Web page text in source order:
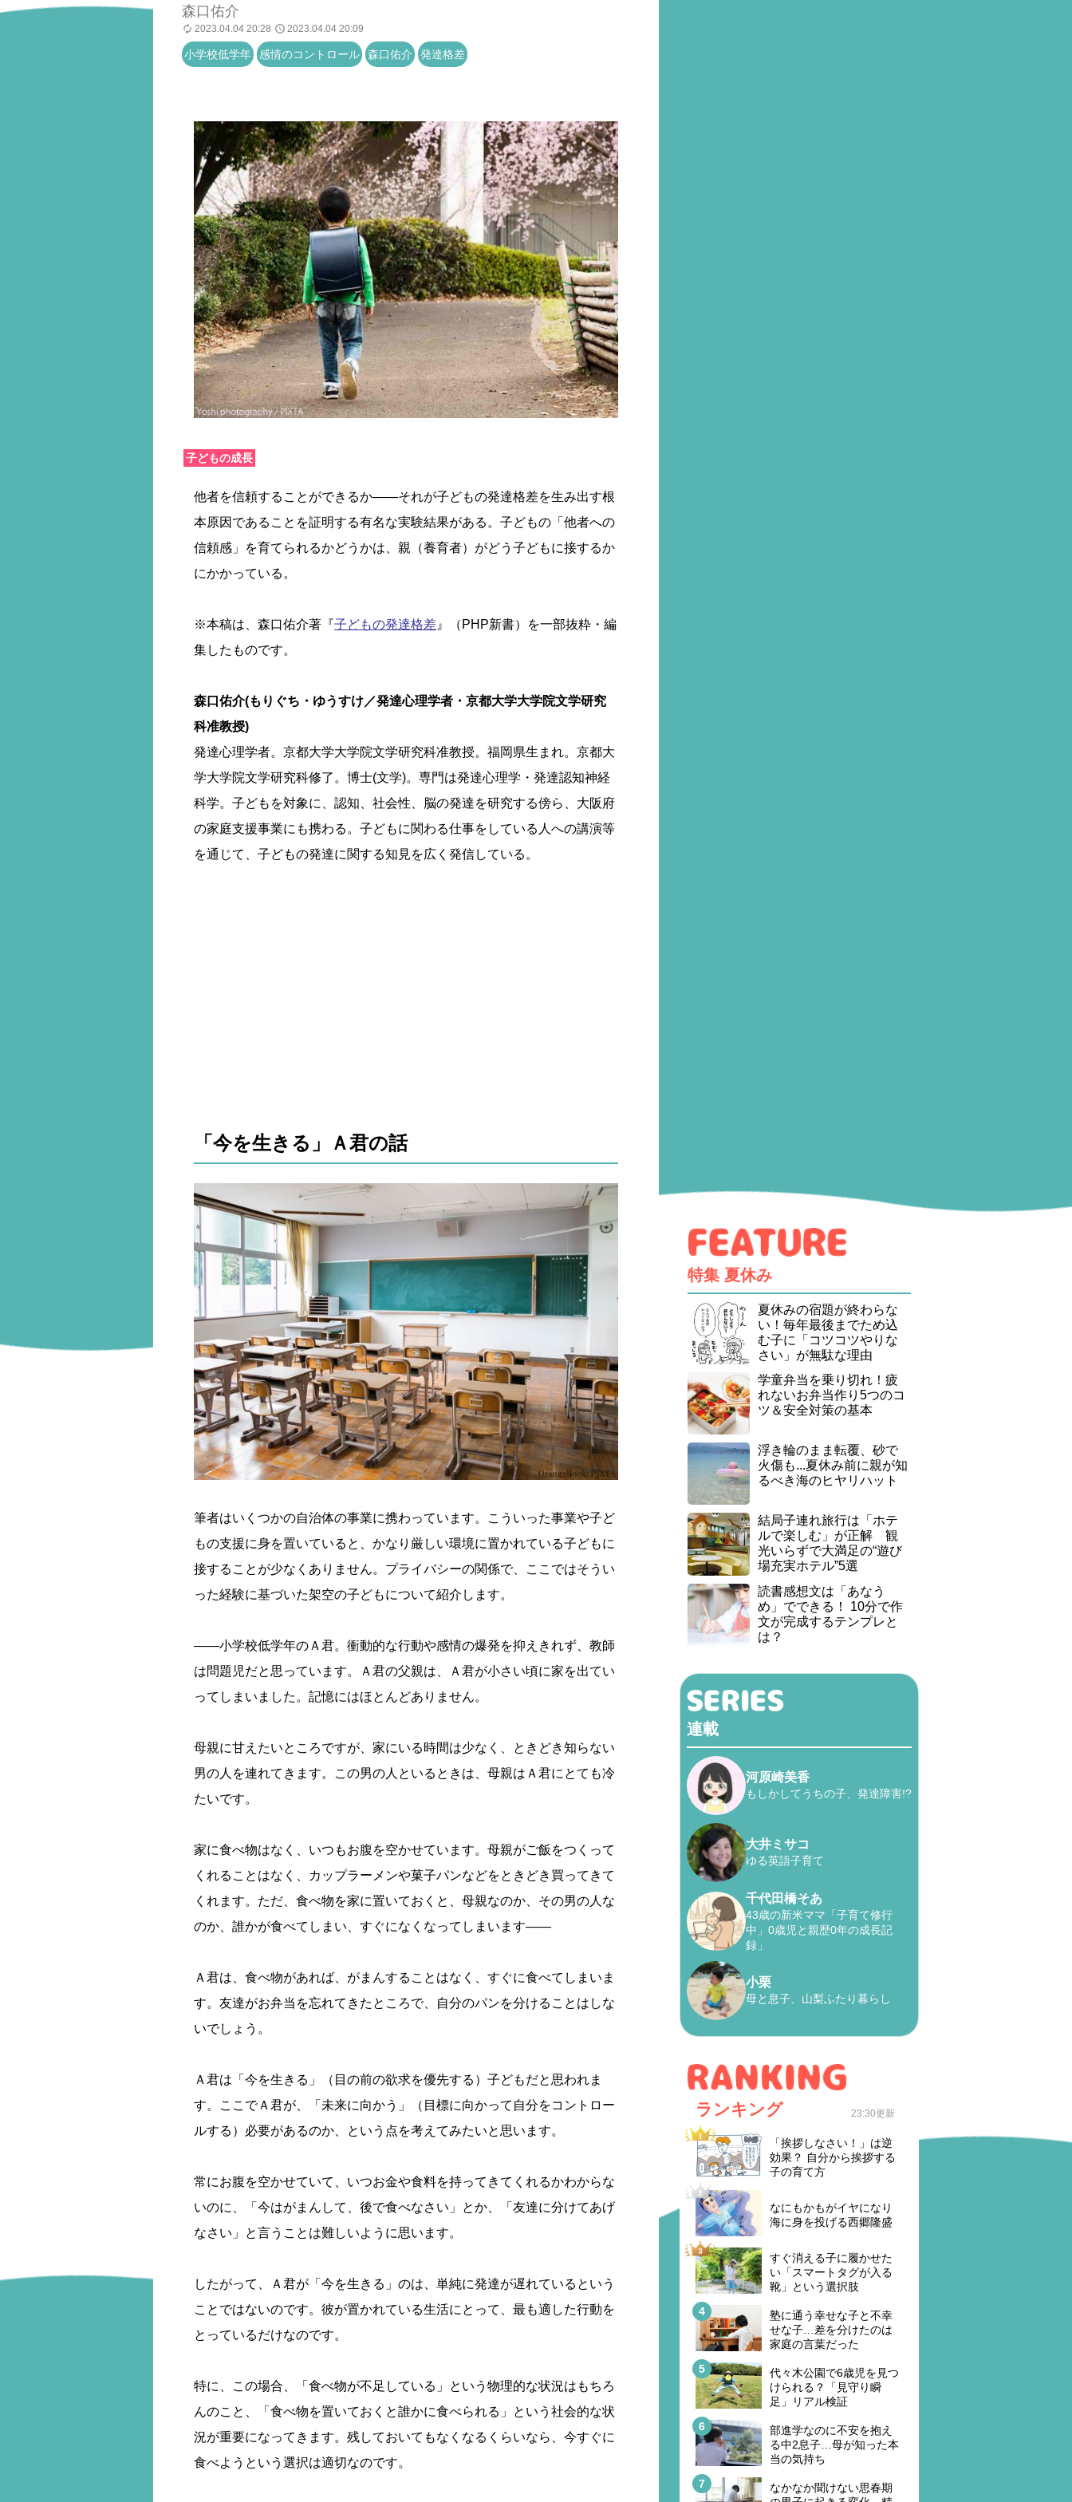
森口佑介
2023.04.04 20:28 2023.04.04 20:09
小学校低学年 感情のコントロール 森口佑介 発達格差
子どもの成長
他者を信頼することができるか――それが子どもの発達格差を生み出す根
本原因であることを証明する有名な実験結果がある。子どもの「他者への
信頼感」を育てられるかどうかは、親（養育者）がどう子どもに接するか
にかかっている。
※本稿は、森口佑介著『子どもの発達格差 』（PHP新書）を一部抜粋・編
集したものです。
森口佑介(もりぐち・ゆうすけ／発達心理学者・京都大学大学院文学研究
科准教授)
発達心理学者。京都大学大学院文学研究科准教授。福岡県生まれ。京都大
学大学院文学研究科修了。博士(文学)。専門は発達心理学・発達認知神経
科学。子どもを対象に、認知、社会性、脳の発達を研究する傍ら、大阪府
の家庭支援事業にも携わる。子どもに関わる仕事をしている人への講演等
を通じて、子どもの発達に関する知見を広く発信している。
「今を生きる」Ａ君の話
筆者はいくつかの自治体の事業に携わっています。こういった事業や子ど
もの支援に身を置いていると、かなり厳しい環境に置かれている子どもに
接することが少なくありません。プライバシーの関係で、ここではそうい
った経験に基づいた架空の子どもについて紹介します。
――小学校低学年のＡ君。衝動的な行動や感情の爆発を抑えきれず、教師
は問題児だと思っています。Ａ君の父親は、Ａ君が小さい頃に家を出てい
ってしまいました。記憶にはほとんどありません。
母親に甘えたいところですが、家にいる時間は少なく、ときどき知らない
男の人を連れてきます。この男の人といるときは、母親はＡ君にとても冷
たいです。
家に食べ物はなく、いつもお腹を空かせています。母親がご飯をつくって
くれることはなく、カップラーメンや菓子パンなどをときどき買ってきて
くれます。ただ、食べ物を家に置いておくと、母親なのか、その男の人な
のか、誰かが食べてしまい、すぐになくなってしまいます――
Ａ君は、食べ物があれば、がまんすることはなく、すぐに食べてしまいま
す。友達がお弁当を忘れてきたところで、自分のパンを分けることはしな
いでしょう。
Ａ君は「今を生きる」（目の前の欲求を優先する）子どもだと思われま
す。ここでＡ君が、「未来に向かう」（目標に向かって自分をコントロー
ルする）必要があるのか、という点を考えてみたいと思います。
常にお腹を空かせていて、いつお金や食料を持ってきてくれるかわからな
いのに、「今はがまんして、後で食べなさい」とか、「友達に分けてあげ
なさい」と言うことは難しいように思います。
したがって、Ａ君が「今を生きる」のは、単純に発達が遅れているという
ことではないのです。彼が置かれている生活にとって、最も適した行動を
とっているだけなのです。
特に、この場合、「食べ物が不足している」という物理的な状況はもちろ
んのこと、「食べ物を置いておくと誰かに食べられる」という社会的な状
況が重要になってきます。残しておいてもなくなるくらいなら、今すぐに
食べようという選択は適切なのです。
特集 夏休み
夏休みの宿題が終わらな
い！毎年最後までため込
む子に「コツコツやりな
さい」が無駄な理由
学童弁当を乗り切れ！疲
れないお弁当作り5つのコ
ツ＆安全対策の基本
浮き輪のまま転覆、砂で
火傷も...夏休み前に親が知
るべき海のヒヤリハット
結局子連れ旅行は「ホテ
ルで楽しむ」が正解 観
光いらずで大満足の“遊び
場充実ホテル”5選
読書感想文は「あなう
め」でできる！ 10分で作
文が完成するテンプレと
は？
連載
河原崎美香
もしかしてうちの子、発達障害!?
大井ミサコ
ゆる英語子育て
千代田橋そあ
43歳の新米ママ「子育て修行
中」0歳児と親歴0年の成長記
録」
小栗
母と息子、山梨ふたり暮らし
ランキング 23:30更新
「挨拶しなさい！」は逆
効果？ 自分から挨拶する
子の育て方
なにもかもがイヤになり
海に身を投げる西郷隆盛
すぐ消える子に履かせた
い「スマートタグが入る
靴」という選択肢
塾に通う幸せな子と不幸
せな子…差を分けたのは
家庭の言葉だった
代々木公園で6歳児を見つ
けられる？「見守り瞬
足」リアル検証
部進学なのに不安を抱え
る中2息子…母が知った本
当の気持ち
なかなか聞けない思春期